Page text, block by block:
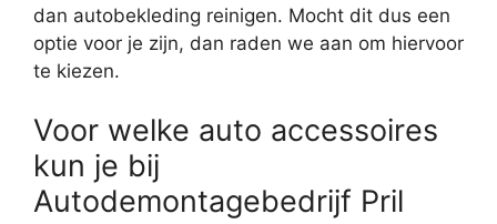
dan autobekleding reinigen. Mocht dit dus een
optie voor je zijn, dan raden we aan om hiervoor
te kiezen.
Voor welke auto accessoires
kun je bij
Autodemontagebedrijf Pril